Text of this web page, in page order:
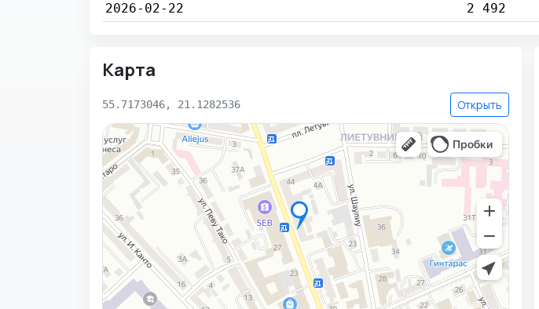
2026-02-22
2 492
Карта
55.7173046, 21.1282536 Открыть